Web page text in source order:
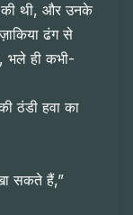
की थी, और उनके
ढंग से
भले ही कभी-
ठंडी हवा का
सकते हैं,”